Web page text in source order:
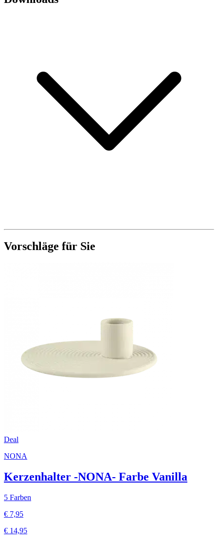
Vorschläge für Sie
Deal
NONA
Kerzenhalter -NONA- Farbe Vanilla
5 Farben
€ 7,95
€ 14,95